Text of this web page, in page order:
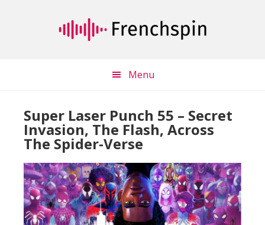
Menu
Super Laser Punch 55 – Secret
Invasion, The Flash, Across
The Spider-Verse